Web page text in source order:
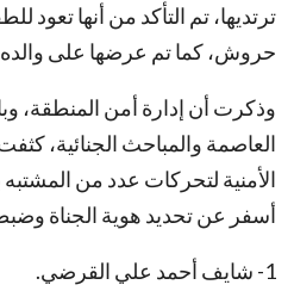
ترتديها، تم التأكد من أنها تعود
حروش، كما تم عرضها على والده
وذكرت أن إدارة أمن المنطقة،
العاصمة والمباحث الجنائية،
الأمنية لتحركات عدد من
أسفر عن تحديد هوية الجناة
1- شايف أحمد علي القرضي.